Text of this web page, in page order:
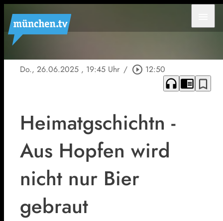
Do., 26.06.2025 , 19:45 Uhr / play_circle_outline 12:50
headphones chrome_reader_mode bookmark_border
Heimatgschichtn -
Aus Hopfen wird
nicht nur Bier
gebraut